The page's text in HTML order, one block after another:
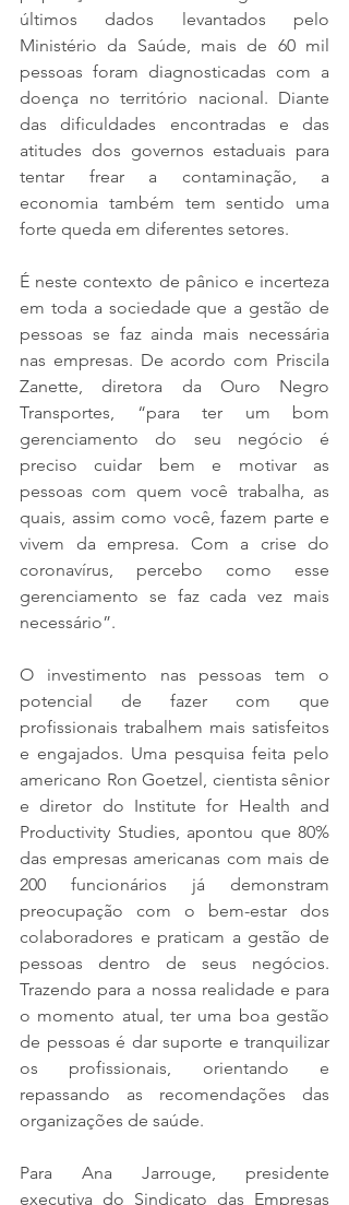
últimos dados levantados pelo
Ministério da Saúde, mais de 60 mil
pessoas foram diagnosticadas com a
doença no território nacional. Diante
das dificuldades encontradas e das
atitudes dos governos estaduais para
tentar frear a contaminação, a
economia também tem sentido uma
forte queda em diferentes setores.
É neste contexto de pânico e incerteza
em toda a sociedade que a gestão de
pessoas se faz ainda mais necessária
nas empresas. De acordo com Priscila
Zanette, diretora da Ouro Negro
Transportes, “para ter um bom
gerenciamento do seu negócio é
preciso cuidar bem e motivar as
pessoas com quem você trabalha, as
quais, assim como você, fazem parte e
vivem da empresa. Com a crise do
coronavírus, percebo como esse
gerenciamento se faz cada vez mais
necessário”.
O investimento nas pessoas tem o
potencial de fazer com que
profissionais trabalhem mais satisfeitos
e engajados. Uma pesquisa feita pelo
americano Ron Goetzel, cientista sênior
e diretor do Institute for Health and
Productivity Studies, apontou que 80%
das empresas americanas com mais de
200 funcionários já demonstram
preocupação com o bem-estar dos
colaboradores e praticam a gestão de
pessoas dentro de seus negócios.
Trazendo para a nossa realidade e para
o momento atual, ter uma boa gestão
de pessoas é dar suporte e tranquilizar
os profissionais, orientando e
repassando as recomendações das
organizações de saúde.
Para Ana Jarrouge, presidente
executiva do Sindicato das Empresas